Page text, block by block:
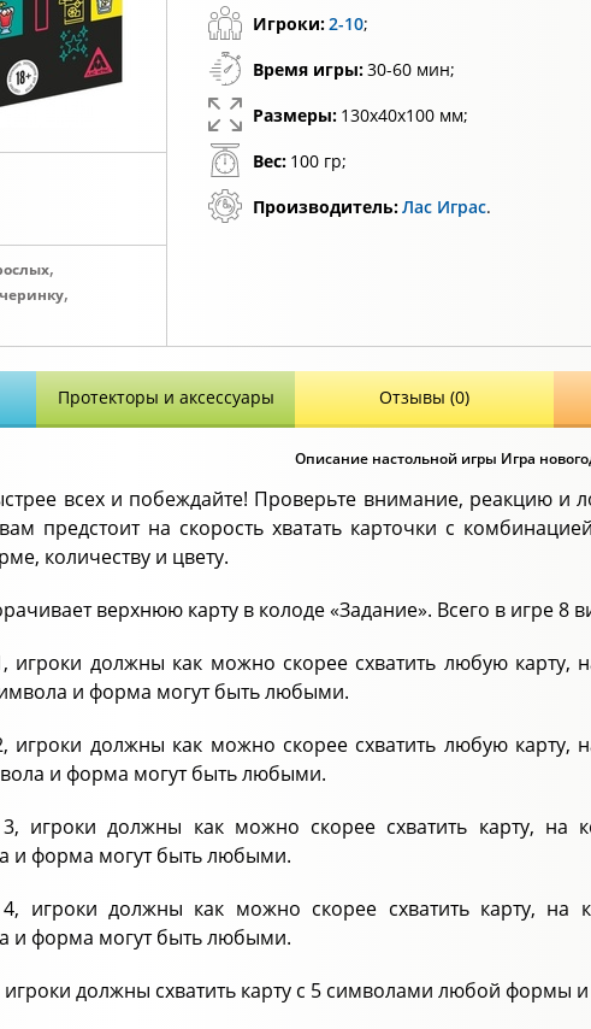
,
,
Игроки:2-10;
Время игры:30-60 мин;
Размеры: 130х40х100 мм;
Вес: 100 гр;
Производитель:Лас Играс.
Протекторы и аксессуары Отзывы (0)
Описание настольной игры Игра
всех и побеждайте! Проверьте внимание, реакцию и
предстоит на скорость хватать карточки с
количеству и цвету.
верхнюю карту в колоде «Задание». Всего в игре 8
игроки должны как можно скорее схватить любую карту,
и форма могут быть любыми.
игроки должны как можно скорее схватить любую карту,
и форма могут быть любыми.
игроки должны как можно скорее схватить карту, на
и форма могут быть любыми.
игроки должны как можно скорее схватить карту, на
и форма могут быть любыми.
должны схватить карту с 5 символами любой формы